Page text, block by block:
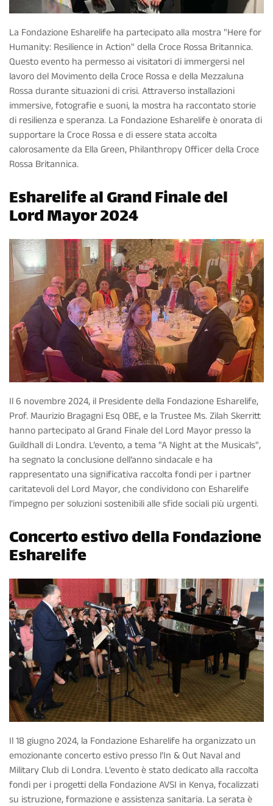
La Fondazione Esharelife ha partecipato alla mostra "Here for
Humanity: Resilience in Action" della Croce Rossa Britannica.
Questo evento ha permesso ai visitatori di immergersi nel
lavoro del Movimento della Croce Rossa e della Mezzaluna
Rossa durante situazioni di crisi. Attraverso installazioni
immersive, fotografie e suoni, la mostra ha raccontato storie
di resilienza e speranza. La Fondazione Esharelife è onorata di
supportare la Croce Rossa e di essere stata accolta
calorosamente da Ella Green, Philanthropy Officer della Croce
Rossa Britannica.
Esharelife al Grand Finale del
Lord Mayor 2024
Il 6 novembre 2024, il Presidente della Fondazione Esharelife,
Prof. Maurizio Bragagni Esq OBE, e la Trustee Ms. Zilah Skerritt
hanno partecipato al Grand Finale del Lord Mayor presso la
Guildhall di Londra. L’evento, a tema "A Night at the Musicals",
ha segnato la conclusione dell’anno sindacale e ha
rappresentato una significativa raccolta fondi per i partner
caritatevoli del Lord Mayor, che condividono con Esharelife
l’impegno per soluzioni sostenibili alle sfide sociali più urgenti.
Concerto estivo della Fondazione
Esharelife
Il 18 giugno 2024, la Fondazione Esharelife ha organizzato un
emozionante concerto estivo presso l’In & Out Naval and
Military Club di Londra. L’evento è stato dedicato alla raccolta
fondi per i progetti della Fondazione AVSI in Kenya, focalizzati
su istruzione, formazione e assistenza sanitaria. La serata è